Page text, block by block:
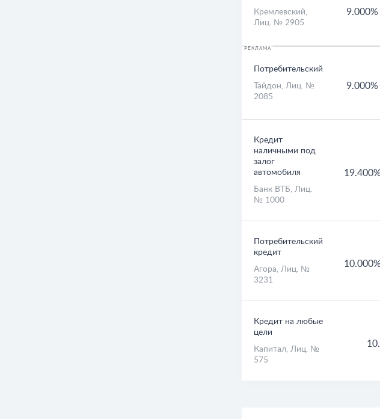
Кремлевский,
Лиц. № 2905
9.000%
РЕКЛАМА
Потребительский
Тайдон, Лиц. №
2085
Кредит
наличными под
Банк ВТБ, Лиц.
№ 1000
Агора, Лиц. №
3231